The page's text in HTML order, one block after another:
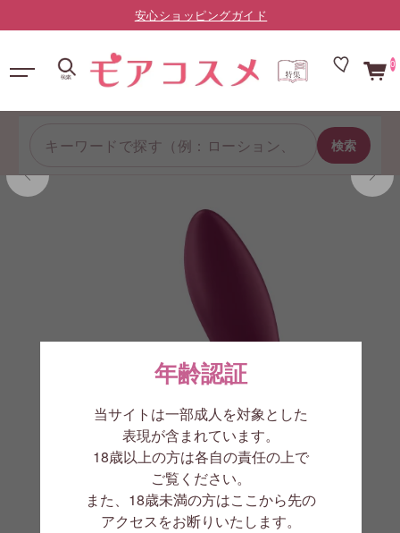
0
年齢認証
当サイトは一部成人を対象とした
表現が含まれています。
18歳以上の方は各自の責任の上で
ご覧ください。
また、18歳未満の方はここから先の
アクセスをお断りいたします。
検索
LINE友だち限定：¥10,000以上で送料無料（登録はこちら）